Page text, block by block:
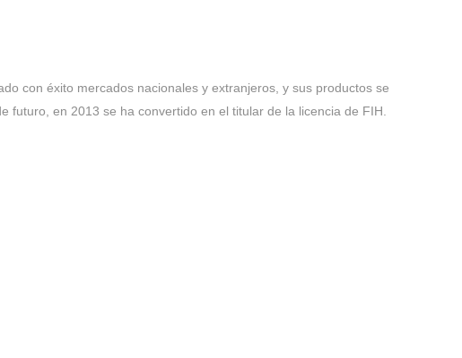
con éxito mercados nacionales y extranjeros, y sus productos se
en 2013 se ha convertido en el titular de la licencia de FIH.